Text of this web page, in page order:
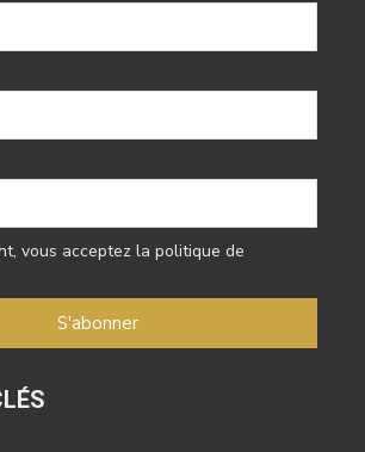
vous acceptez la politique de